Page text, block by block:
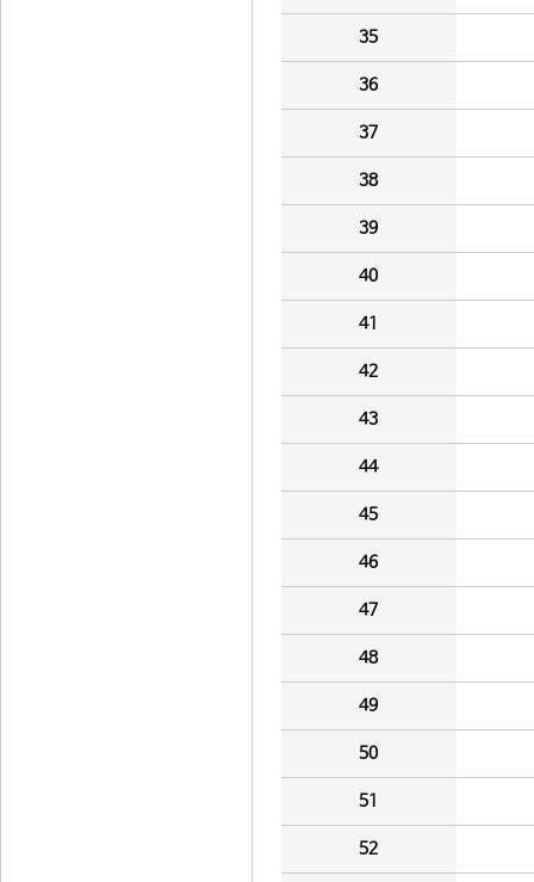
35
36
37
38
39
40
41
42
43
44
45
46
47
48
49
50
51
52